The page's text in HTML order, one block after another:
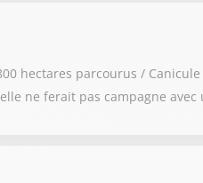
hectares parcourus /
ne ferait pas campagne